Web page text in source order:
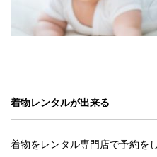
着物レンタルが出来る
着物をレンタル専門店で予約を